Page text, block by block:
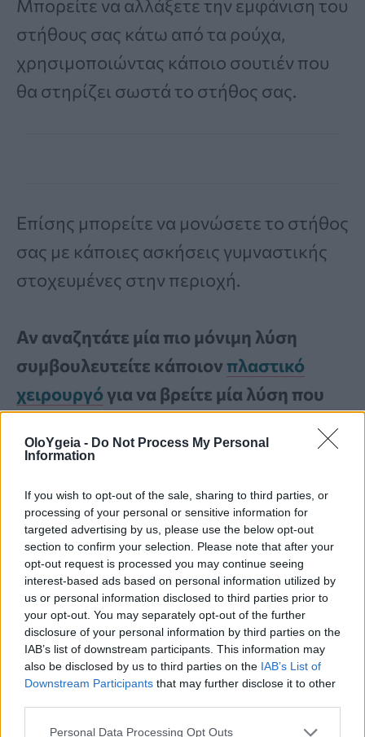
OloYgeia - Do Not Process My Personal
Information
If you wish to opt-out of the sale, sharing to third parties, or
processing of your personal or sensitive information for
targeted advertising by us, please use the below opt-out
section to confirm your selection. Please note that after your
opt-out request is processed you may continue seeing
interest-based ads based on personal information utilized by
us or personal information disclosed to third parties prior to
your opt-out. You may separately opt-out of the further
disclosure of your personal information by third parties on the
IAB’s list of downstream participants. This information may
also be disclosed by us to third parties on the IAB’s List of
Downstream Participants that may further disclose it to other
Personal Data Processing Opt Outs
Μπορείτε να αλλάξετε την εμφάνιση του
στήθους σας κάτω από τα ρούχα,
χρησιμοποιώντας κάποιο σουτιέν που
θα στηρίζει σωστά το στήθος σας.
Επίσης μπορείτε να μονώσετε το στήθος
σας με κάποιες ασκήσεις γυμναστικής
στοχευμένες στην περιοχή.
Αν αναζητάτε μία πιο μόνιμη λύση
συμβουλευτείτε κάποιονπλαστικό
χειρουργόγια να βρείτε μία λύση που
είναι επεμβατικές που σημαίνει ότι
είναι σημαντικό να συμβουλευτείτε τον
γιατρό σας.
Διαβάστε Περισσότερα
Γυναίκα με καρκίνο του μαστού έλαβε
από λάθος καθαρή μαστογραφία – Η
αποζημίωση μαμούθ και το μήνυμα που